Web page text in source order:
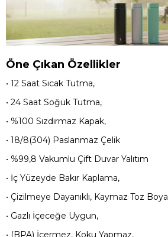
Öne Çıkan Özellikler
• 12 Saat Sıcak Tutma,
• 24 Saat Soğuk Tutma,
• %100 Sızdırmaz Kapak,
• 18/8(304) Paslanmaz Çelik
• %99,8 Vakumlu Çift Duvar Yalıtım
• İç Yüzeyde Bakır Kaplama,
• Çizilmeye Dayanıklı, Kaymaz Toz Boya
• Gazlı İçeceğe Uygun,
• (BPA) İçermez, Koku Yapmaz,